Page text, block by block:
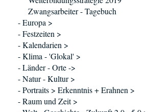
Zwangsarbeiter - Tagebuch
- Europa >
- Festzeiten >
- Kalendarien >
- Klima - 'Glokal' >
- Länder - Orte ->
- Natur - Kultur >
- Portraits > Erkenntnis + Erahnen >
- Raum und Zeit >